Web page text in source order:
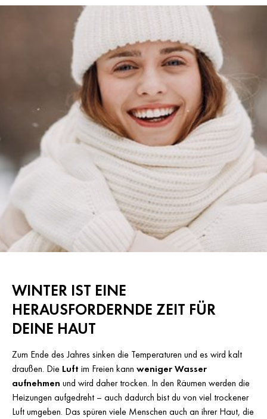
WINTER IST EINE
HERAUSFORDERNDE ZEIT FÜR
DEINE HAUT
Zum Ende des Jahres sinken die Temperaturen und es wird kalt
draußen. Die Luft im Freien kann weniger Wasser
aufnehmen und wird daher trocken. In den Räumen werden die
Heizungen aufgedreht – auch dadurch bist du von viel trockener
Luft umgeben. Das spüren viele Menschen auch an ihrer Haut, die